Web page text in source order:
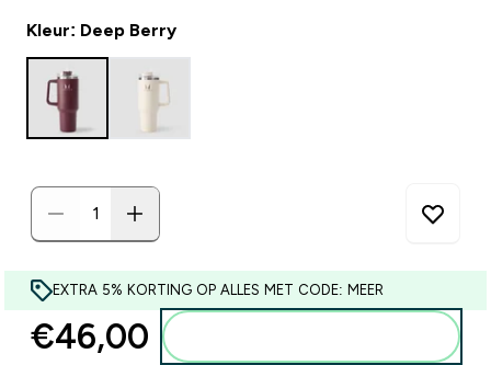
Kleur: Deep Berry
EXTRA 5% KORTING OP ALLES MET CODE: MEER
€46,00‎